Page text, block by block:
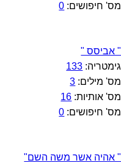
מס' חיפושים: 0
" אביסס "
גימטריה: 133
מס' מילים: 3
מס' אותיות: 16
מס' חיפושים: 0
" אהיה אשר משה השם"